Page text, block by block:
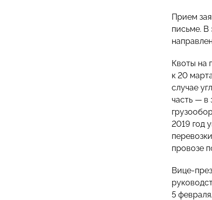
Прием
письме. В
Квоты на
к 20
случае
часть — в
2019 год
провозе
Вице-
5